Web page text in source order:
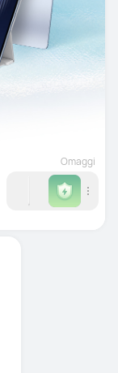
Omaggi